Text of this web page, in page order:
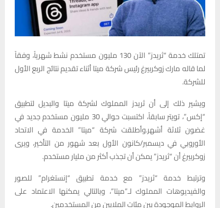
تمتلك خدمة “ثريدز” الآن 130 مليون مستخدم نشط شهرياً، وفقاً
لما قاله مارك زوكربيرغ رئيس شركة ميتا أثناء تقديم نتائج الربع الأول
للشركة.
ويشير ذلك إلى أن ثريدز المملوك لشركة ميتا والبديل لتطبيق
“إكس”، تويتر سابقاً، اكتسبت حوالي 30 مليون مستخدم جديد في
غضون ثلاثة أشهر.وأطلقت شركة “ميتا” الخدمة في الاتحاد
الأوروبي في ديسمبر/كانون الأول بعد شهور من التأخير، ويرى
زوكربيرغ أن “ثريدز” يمكن أن تجذب أكثر من مليار مستخدم.
وترتبط خدمة “ثريدز” مع خدمة تطبيق “إنستغرام” للصور
والفيديوهات المملوك لـ”ميتا”، وبالتالي يمكنها الاعتماد على
الروابط الموجودة بين مئات الملايين من المستخدمين.